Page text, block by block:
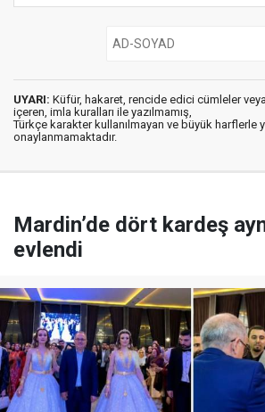
UYARI: Küfür, hakaret, rencide edici cümleler
içeren, imla kuralları ile yazılmamış,
Türkçe karakter kullanılmayan ve büyük harflerle
onaylanmamaktadır.
Mardin’de dört kardeş
evlendi